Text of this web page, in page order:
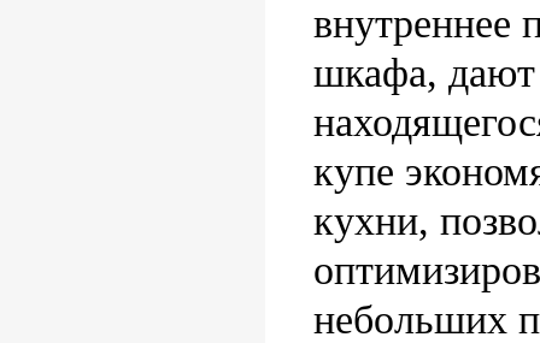
внутреннее
шкафа,
купе
кухни,
небольших